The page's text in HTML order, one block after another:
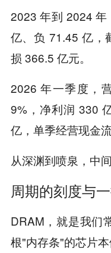
2023 年到 2024
亿、负 71.45 亿，
损 366.5 亿元。
2026 年一季度，
9%，净利润 330
亿，单季经营现金
从深渊到喷泉，中
周期的刻度与
DRAM，就是我们
根"内存条"的芯片本